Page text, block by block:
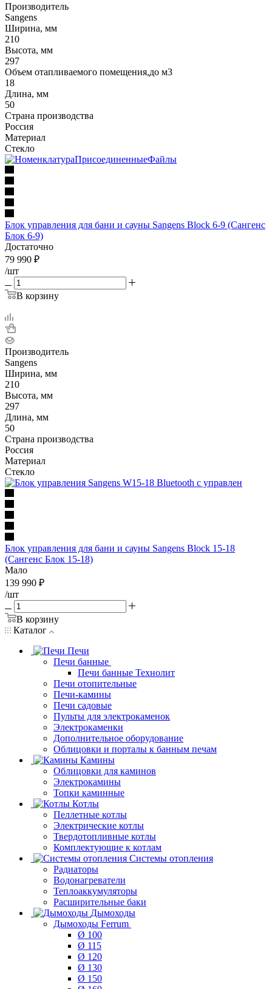
Производитель
Sangens
Ширина, мм
210
Высота, мм
297
Объем отапливаемого помещения,до м3
18
Длина, мм
50
Страна производства
Россия
Материал
Стекло
Блок управления для бани и сауны Sangens Block 6-9 (Сангенс
Блок 6-9)
Достаточно
79 990 ₽
/шт
В корзину
Производитель
Sangens
Ширина, мм
210
Высота, мм
297
Длина, мм
50
Страна производства
Россия
Материал
Стекло
Блок управления для бани и сауны Sangens Block 15-18
(Сангенс Блок 15-18)
Мало
139 990 ₽
/шт
В корзину
Каталог
Печи
Печи банные
Печи банные Технолит
Печи отопительные
Печи-камины
Печи садовые
Пульты для электрокаменок
Электрокаменки
Дополнительное оборудование
Облицовки и порталы к банным печам
Камины
Облицовки для каминов
Электрокамины
Топки каминные
Котлы
Пеллетные котлы
Электрические котлы
Твердотопливные котлы
Комплектующие к котлам
Системы отопления
Радиаторы
Водонагреватели
Теплоаккумуляторы
Расширительные баки
Дымоходы
Дымоходы Ferrum
Ø 100
Ø 115
Ø 120
Ø 130
Ø 150